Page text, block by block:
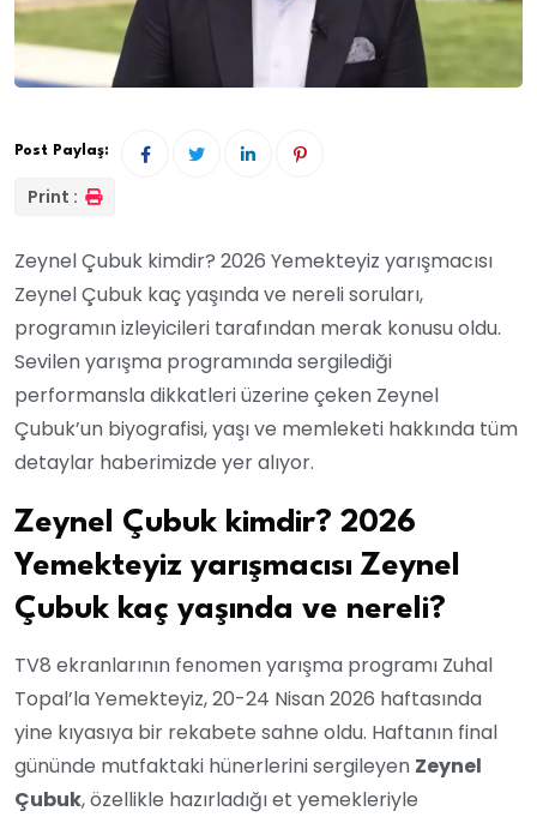
Post Paylaş:
Print :
Zeynel Çubuk kimdir? 2026 Yemekteyiz yarışmacısı
Zeynel Çubuk kaç yaşında ve nereli soruları,
programın izleyicileri tarafından merak konusu oldu.
Sevilen yarışma programında sergilediği
performansla dikkatleri üzerine çeken Zeynel
Çubuk’un biyografisi, yaşı ve memleketi hakkında tüm
detaylar haberimizde yer alıyor.
Zeynel Çubuk kimdir? 2026
Yemekteyiz yarışmacısı Zeynel
Çubuk kaç yaşında ve nereli?
TV8 ekranlarının fenomen yarışma programı Zuhal
Topal’la Yemekteyiz, 20-24 Nisan 2026 haftasında
yine kıyasıya bir rekabete sahne oldu. Haftanın final
gününde mutfaktaki hünerlerini sergileyen Zeynel
Çubuk, özellikle hazırladığı et yemekleriyle